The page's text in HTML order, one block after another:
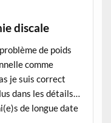
discale
de poids
comme
je suis correct
dans les détails…
de longue date